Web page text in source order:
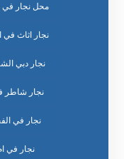
محل نجار في
نجار اثاث في
نجار دبي
نجار شاطر
نجار في
نجار في